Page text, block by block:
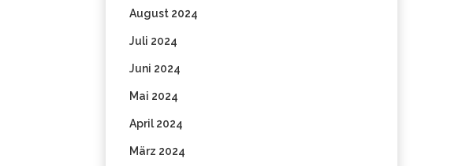
August 2024
Juli 2024
Juni 2024
Mai 2024
April 2024
März 2024